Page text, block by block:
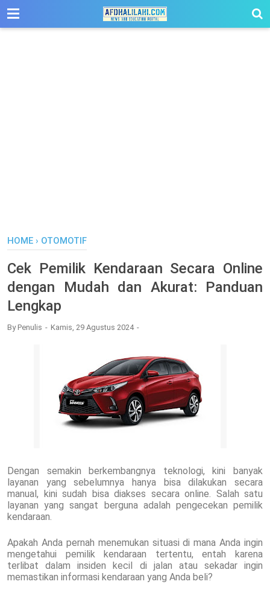
-->
HOME › OTOMOTIF
Cek Pemilik Kendaraan Secara Online
dengan Mudah dan Akurat: Panduan
Lengkap
ByPenulis Kamis, 29 Agustus 2024
Dengan semakin berkembangnya teknologi, kini banyak
layanan yang sebelumnya hanya bisa dilakukan secara
manual, kini sudah bisa diakses secara online. Salah satu
layanan yang sangat berguna adalah pengecekan pemilik
kendaraan.
Apakah Anda pernah menemukan situasi di mana Anda ingin
mengetahui pemilik kendaraan tertentu, entah karena
terlibat dalam insiden kecil di jalan atau sekadar ingin
memastikan informasi kendaraan yang Anda beli?